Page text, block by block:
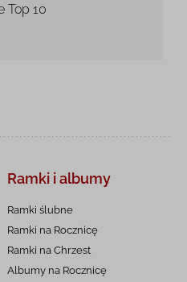
Top 10
Ramki i albumy
Ramki ślubne
Ramki na Rocznicę
Ramki na Chrzest
Albumy na Rocznicę